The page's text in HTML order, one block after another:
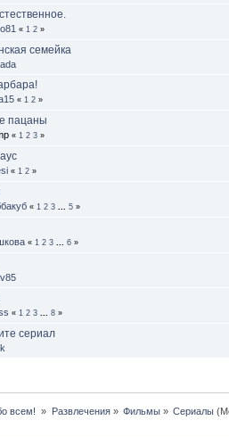
« 1 2 »
семейка
« 1 2 »
пацаны
« 1 2 3 »
« 1 2 »
« 1 2 3 5 »
« 1 2 3 6 »
« 1 2 3 8 »
сериал
всем! » Развлечения» Фильмы» Сериалы